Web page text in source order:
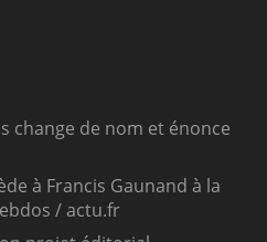
change de nom et énonce
à Francis Gaunand à la
/ actu.fr